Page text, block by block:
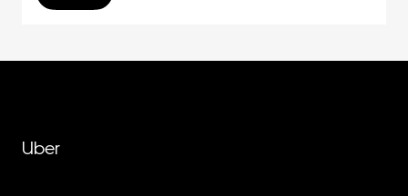
Uber